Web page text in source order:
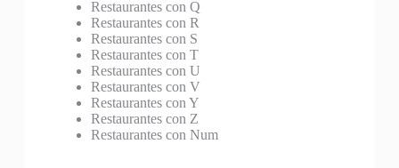
Restaurantes con Q
Restaurantes con R
Restaurantes con S
Restaurantes con T
Restaurantes con U
Restaurantes con V
Restaurantes con Y
Restaurantes con Z
Restaurantes con Num